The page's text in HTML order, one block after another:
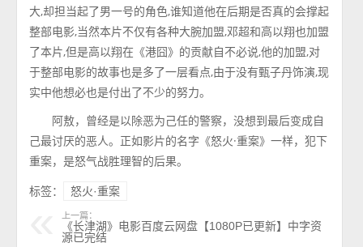
大,却担当起了男一号的角色,谁知道他在后期是否真的会撑起
整部电影,当然本片不仅有各种大腕加盟,邓超和高以翔也加盟
了本片,但是高以翔在《港囧》的贡献自不必说,他的加盟,对
于整部电影的故事也是多了一层看点,由于没有甄子丹饰演,现
实中他想必也是付出了不少的努力。
阿敖，曾经是以除恶为己任的警察，没想到最后变成自
己最讨厌的恶人。正如影片的名字《怒火·重案》一样，犯下
重案，是怒气战胜理智的后果。
标签：
怒火·重案
上一篇：
《长津湖》电影百度云网盘【1080P已更新】中字资
源已完结